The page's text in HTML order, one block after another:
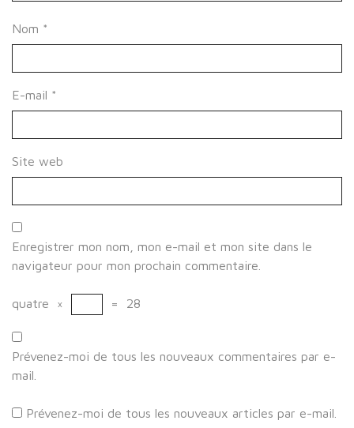
Nom *
E-mail *
Site web
Enregistrer mon nom, mon e-mail et mon site dans le
navigateur pour mon prochain commentaire.
quatre × = 28
Prévenez-moi de tous les nouveaux commentaires par e-
mail.
Prévenez-moi de tous les nouveaux articles par e-mail.